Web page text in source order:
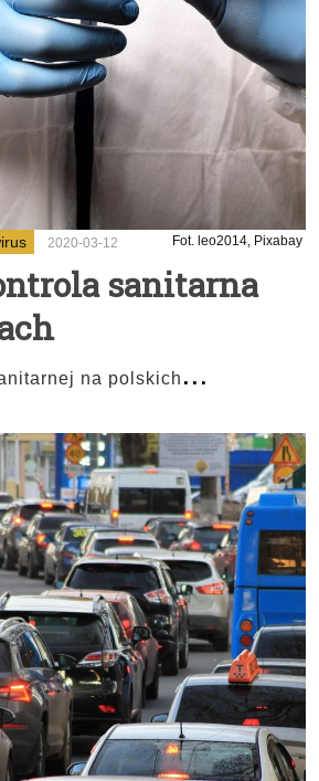
2020-03-12 Fot. leo2014, Pixabay
sanitarna
na polskich ...